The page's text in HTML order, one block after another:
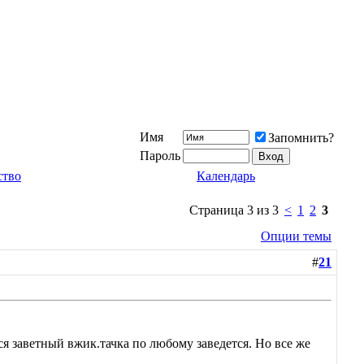
Имя
Запомнить?
Пароль
Календарь
Страница 3 из 3 < 1 2 3
Опции темы
#21
заветный вжик.тачка по любому заведется. Но все же